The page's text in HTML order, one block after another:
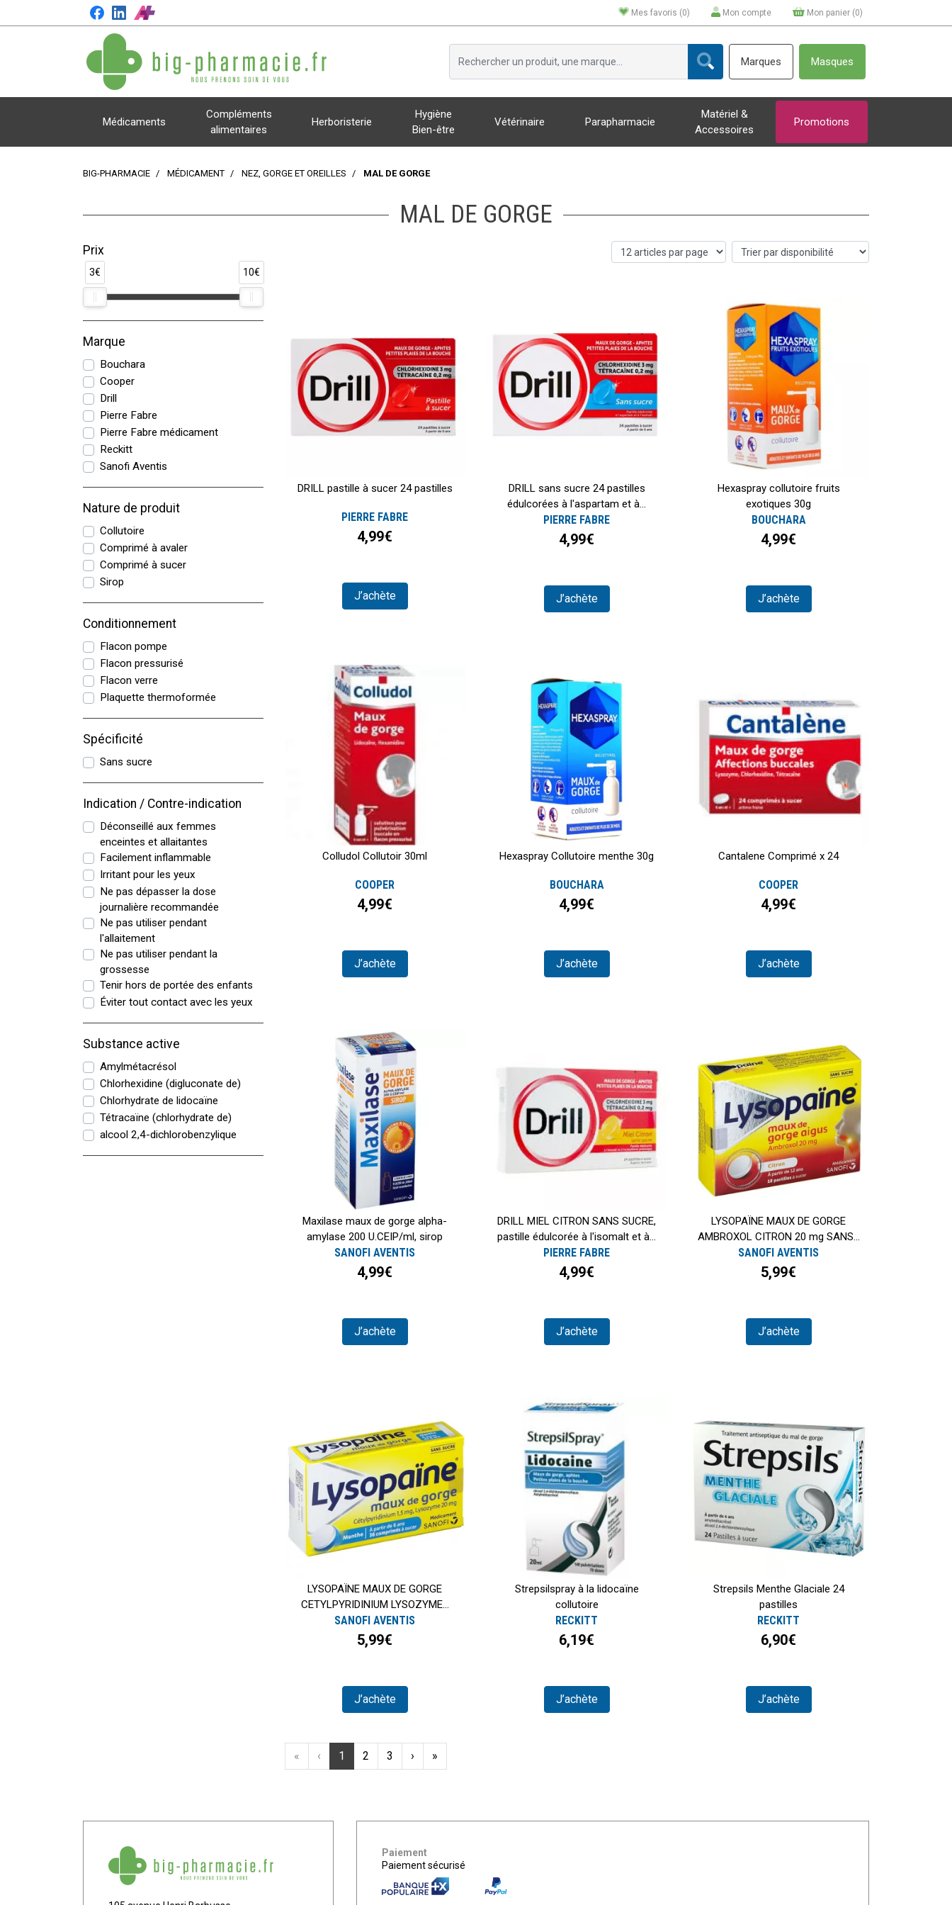
Mes favoris (0) Mon compte Mon panier (0)
Marques Masques
Médicaments
Compléments
alimentaires
Herboristerie
Hygiène
Bien-être
Vétérinaire Parapharmacie
Matériel &
Accessoires
Promotions
BIG-PHARMACIE MÉDICAMENT NEZ, GORGE ET OREILLES MAL DE GORGE
MAL DE GORGE
Prix
3€ 10€
Marque
Bouchara
Cooper
Drill
Pierre Fabre
Pierre Fabre médicament
Reckitt
Sanofi Aventis
Nature de produit
Collutoire
Comprimé à avaler
Comprimé à sucer
Sirop
Conditionnement
Flacon pompe
Flacon pressurisé
Flacon verre
Plaquette thermoformée
Spécificité
Sans sucre
Indication / Contre-indication
Déconseillé aux femmes
enceintes et allaitantes
Facilement inflammable
Irritant pour les yeux
Ne pas dépasser la dose
journalière recommandée
Ne pas utiliser pendant
l'allaitement
Ne pas utiliser pendant la
grossesse
Tenir hors de portée des enfants
Éviter tout contact avec les yeux
Substance active
Amylmétacrésol
Chlorhexidine (digluconate de)
Chlorhydrate de lidocaïne
Tétracaïne (chlorhydrate de)
alcool 2,4-dichlorobenzylique
DRILL pastille à sucer 24 pastilles
PIERRE FABRE
4,99€
J’achète
DRILL sans sucre 24 pastilles
édulcorées à l'aspartam et à...
PIERRE FABRE
4,99€
J’achète
Hexaspray collutoire fruits
exotiques 30g
BOUCHARA
4,99€
J’achète
Colludol Collutoir 30ml
COOPER
4,99€
J’achète
Hexaspray Collutoire menthe 30g
BOUCHARA
4,99€
J’achète
Cantalene Comprimé x 24
COOPER
4,99€
J’achète
Maxilase maux de gorge alpha-
amylase 200 U.CEIP/ml, sirop
SANOFI AVENTIS
4,99€
J’achète
DRILL MIEL CITRON SANS SUCRE,
pastille édulcorée à l'isomalt et à...
PIERRE FABRE
4,99€
J’achète
LYSOPAÏNE MAUX DE GORGE
AMBROXOL CITRON 20 mg SANS...
SANOFI AVENTIS
5,99€
J’achète
LYSOPAÏNE MAUX DE GORGE
CETYLPYRIDINIUM LYSOZYME...
SANOFI AVENTIS
5,99€
J’achète
Strepsilspray à la lidocaïne
collutoire
RECKITT
6,19€
J’achète
Strepsils Menthe Glaciale 24
pastilles
RECKITT
6,90€
J’achète
« ‹ 1 2 3 › »
Paiement
Paiement sécurisé